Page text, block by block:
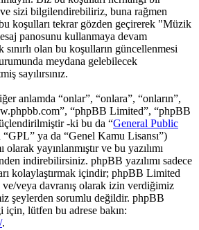
sizi bilgilendirebiliriz, buna rağmen
koşulları tekrar gözden geçirerek "Müzik
panosunu kullanmaya devam
olan bu koşulların güncellenmesi
meydana gelebilecek
sayılırsınız.
anlamda “onlar”, “onlara”, “onların”,
“phpBB Limited”, “phpBB
-ki bu da “General Public
ya da “Genel Kamu Lisansı”)
olarak yayınlanmıştır ve bu yazılımı
indirebilirsiniz. phpBB yazılımı sadece
kolaylaştırmak içindir; phpBB Limited
veya davranış olarak izin verdiğimiz
şeylerden sorumlu değildir. phpBB
için, lütfen bu adrese bakın:
.